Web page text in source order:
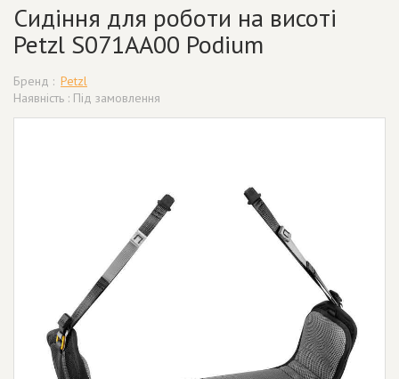
Сидіння для роботи на висоті
Petzl S071AA00 Podium
Бренд : Petzl
Наявність : Під замовлення